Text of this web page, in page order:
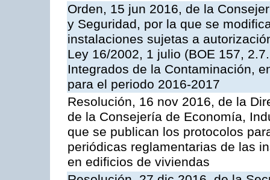
Orden, 15 jun 2016, de la
y Seguridad, por la que se
instalaciones sujetas a
Ley 16/2002, 1 julio (BOE 157,
Integrados de la Contaminación,
para el periodo 2016-2017
Resolución, 16 nov 2016, de la
de la Consejería de Economía,
que se publican los protocolos
periódicas reglamentarias de las
en edificios de viviendas